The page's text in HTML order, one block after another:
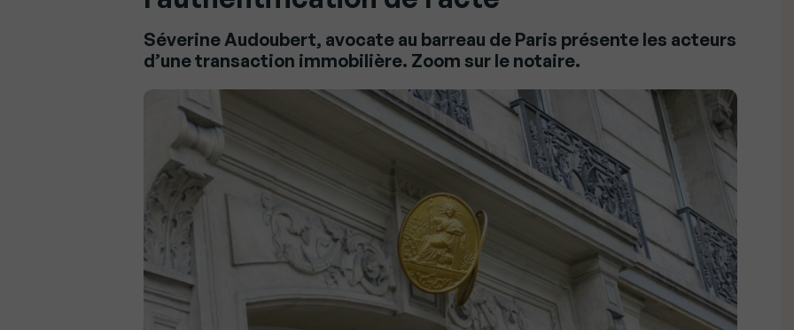
Séverine Audoubert, avocate au barreau de Paris présente les acteurs
d’une transaction immobilière. Zoom sur le notaire.